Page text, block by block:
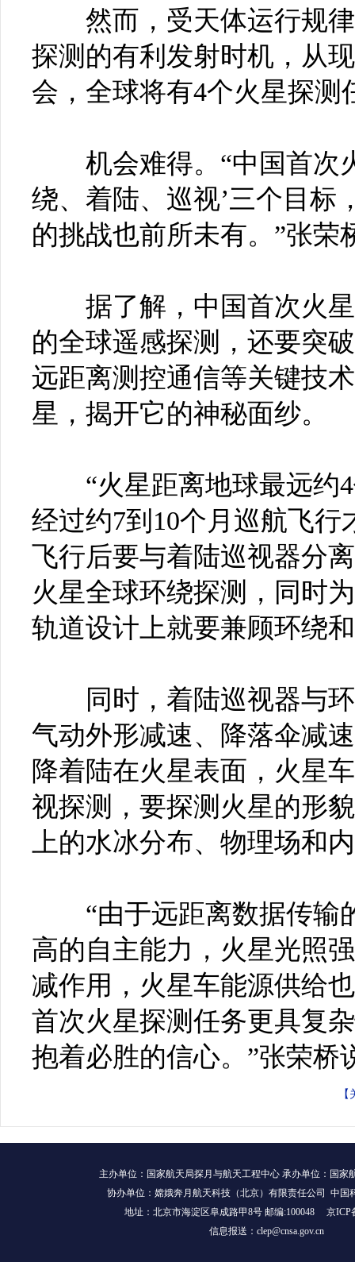
然而，受天体运行规律
探测的有利发射时机，从
会，全球将有4个火星探
机会难得。“中国首次
绕、着陆、巡视’三个目标
的挑战也前所未有。”张荣
据了解，中国首次火星
的全球遥感探测，还要突
远距离测控通信等关键技
星，揭开它的神秘面纱。
“火星距离地球最远约4
经过约7到10个月巡航飞
飞行后要与着陆巡视器分
火星全球环绕探测，同时
轨道设计上就要兼顾环绕
同时，着陆巡视器与环
气动外形减速、降落伞减
降着陆在火星表面，火星
视探测，要探测火星的形
上的水冰分布、物理场和
“由于远距离数据传输
高的自主能力，火星光照
减作用，火星车能源供给
首次火星探测任务更具复
抱着必胜的信心。”张荣桥
主办单位：国家航天局探月与航天工程中心 承办单位：国家
协办单位：嫦娥奔月航天科技（北京）有限责任公司 中国
地址：北京市海淀区阜成路甲8号 邮编:100048 京ICP
信息报送：clep@cnsa.gov.cn